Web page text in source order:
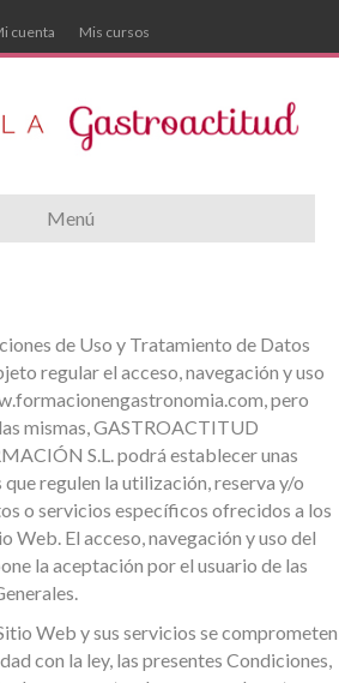
cuenta Mis cursos
Menú
de Uso y Tratamiento de Datos
regular el acceso, navegación y uso
pero
mismas, GASTROACTITUD
S.L. podrá establecer unas
regulen la utilización, reserva y/o
o servicios específicos ofrecidos a los
Web. El acceso, navegación y uso del
la aceptación por el usuario de las
Web y sus servicios se comprometen
con la ley, las presentes Condiciones,